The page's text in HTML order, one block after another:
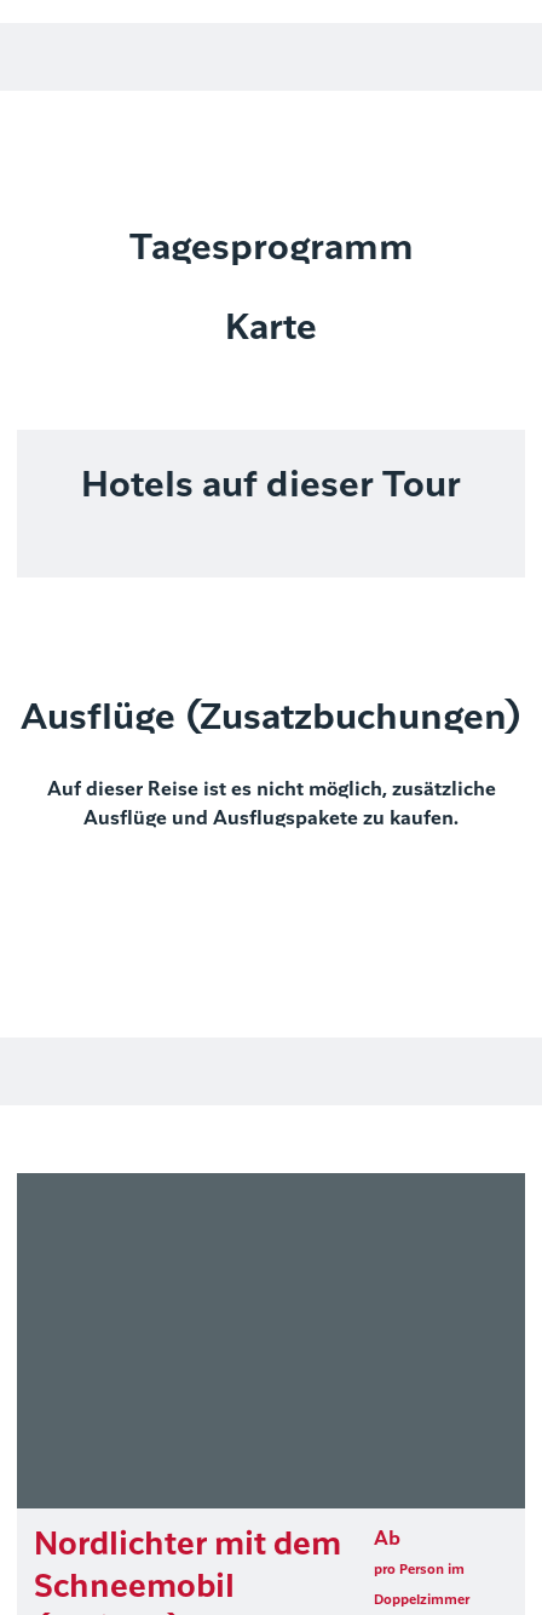
Tagesprogramm
Karte
Hotels auf dieser Tour
Ausflüge (Zusatzbuchungen)
Auf dieser Reise ist es nicht möglich, zusätzliche
Ausflüge und Ausflugspakete zu kaufen.
Nordlichter mit dem
Schneemobil
Ab
pro Person im
Doppelzimmer